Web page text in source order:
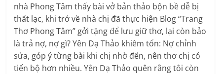
nhà Phong Tâm thấy bài vở bản thảo bộn bề dễ bị
thất lạc, khi trở về nhà chị đã thực hiện Blog “Trang
Thơ Phong Tâm” gởi tặng để lưu giữ thơ, lại còn bảo
là trả nợ, nợ gì? Yên Dạ Thảo khiêm tốn: Nợ chỉnh
sửa, góp ý từng bài khi chị nhờ đến, nên thơ chị có
tiến bộ hơn nhiều. Yên Dạ Thảo quên rằng tôi còn